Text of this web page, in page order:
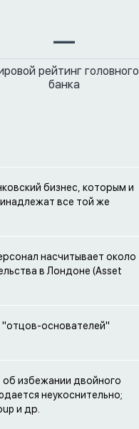
—
рейтинг головного
банка
бизнес, которым и
все той же
насчитывает около
в Лондоне (Asset
основателей"
избежании двойного
неукоснительно;
и др.